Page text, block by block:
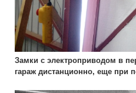
Замки с электроприводом в
гараж дистанционно, еще при